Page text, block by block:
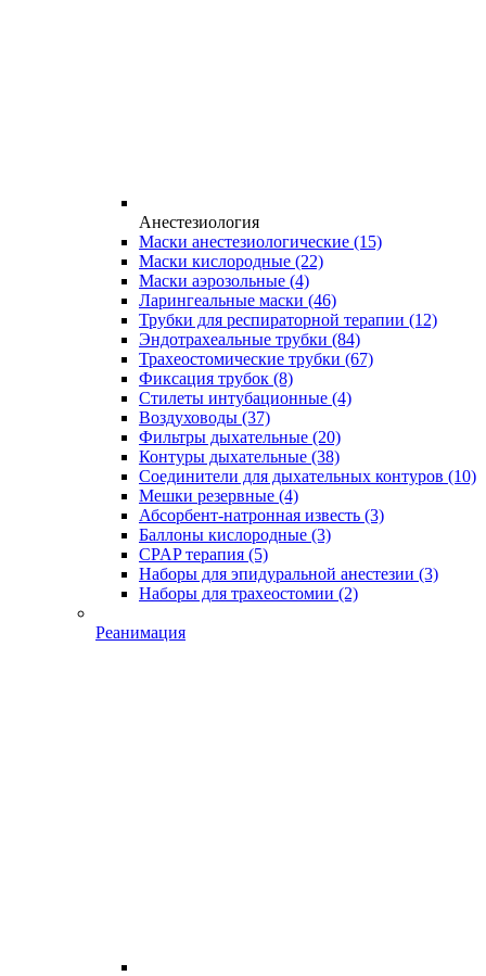
Анестезиология
Маски анестезиологические (15)
Маски кислородные (22)
Маски аэрозольные (4)
Ларингеальные маски (46)
Трубки для респираторной терапии (12)
Эндотрахеальные трубки (84)
Трахеостомические трубки (67)
Фиксация трубок (8)
Стилеты интубационные (4)
Воздуховоды (37)
Фильтры дыхательные (20)
Контуры дыхательные (38)
Соединители для дыхательных контуров (10)
Мешки резервные (4)
Абсорбент-натронная известь (3)
Баллоны кислородные (3)
CPAP терапия (5)
Наборы для эпидуральной анестезии (3)
Наборы для трахеостомии (2)
Реанимация